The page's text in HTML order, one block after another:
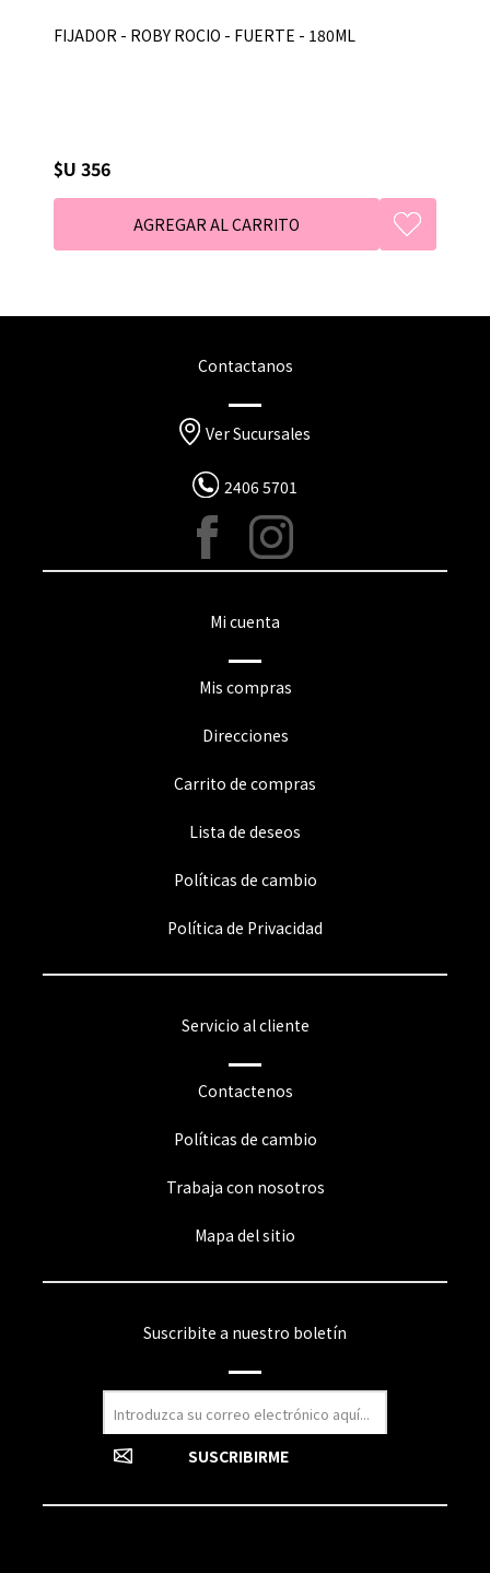
FIJADOR - ROBY ROCIO - FUERTE - 180ML
$U 356
Contactanos
Ver Sucursales
2406 5701
Mi cuenta
Mis compras
Direcciones
Carrito de compras
Lista de deseos
Políticas de cambio
Política de Privacidad
Servicio al cliente
Contactenos
Políticas de cambio
Trabaja con nosotros
Mapa del sitio
Suscribite a nuestro boletín